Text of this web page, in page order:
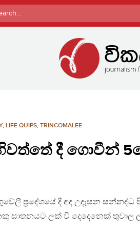
, LIFE QUIPS, TRINCOMALEE
දී ගොවීන්
ප්‍රදේශයේ දී අද උදෑසන
ඝාතනයට ලක් වී දෙදෙනෙක් තුවාල